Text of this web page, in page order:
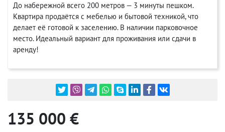
До набережной всего 200 метров — 3 минуты пешком.
Квартира продаётся с мебелью и бытовой техникой, что
делает её готовой к заселению. В наличии парковочное
место. Идеальный вариант для проживания или сдачи в
аренду!
135 000 €